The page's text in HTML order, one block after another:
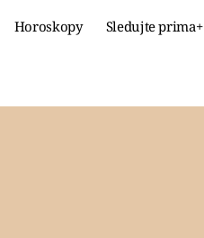
Horoskopy Sledujte prima+